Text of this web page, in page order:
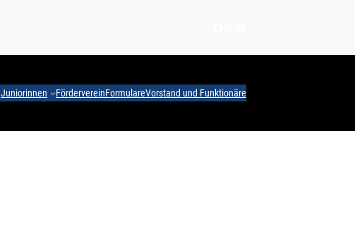
Juniorinnen FördervereinFormulareVorstand und Funktionäre